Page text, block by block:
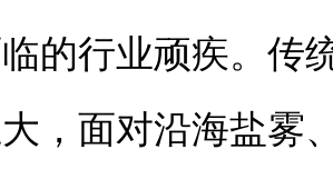
的行业顽疾。传
，面对沿海盐雾